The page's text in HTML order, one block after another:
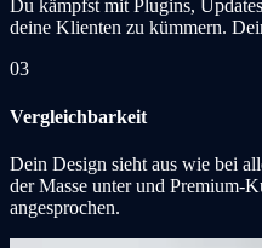
Du kämpfst mit Plugins,
deine Klienten zu kümmern.
03
Vergleichbarkeit
Dein Design sieht aus wie bei
der Masse unter und Premium-
angesprochen.